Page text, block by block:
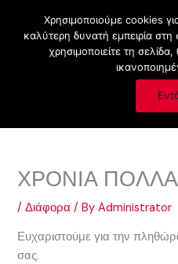
ΧΡΟΝΙΑ
/Διάφορα / ByAdministrator
Ευχαριστούμε για την
σας.
Χρησιμοποιούμε cookies
καλύτερη δυνατή εμπειρία
χρησιμοποιείτε τη